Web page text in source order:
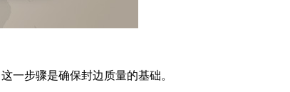
一步骤是确保封边质量的基础。